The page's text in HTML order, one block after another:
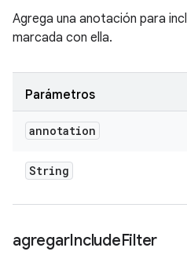
Agrega una anotación para
marcada con ella.
Parámetros
annotation
String
agregarIncludeFilter